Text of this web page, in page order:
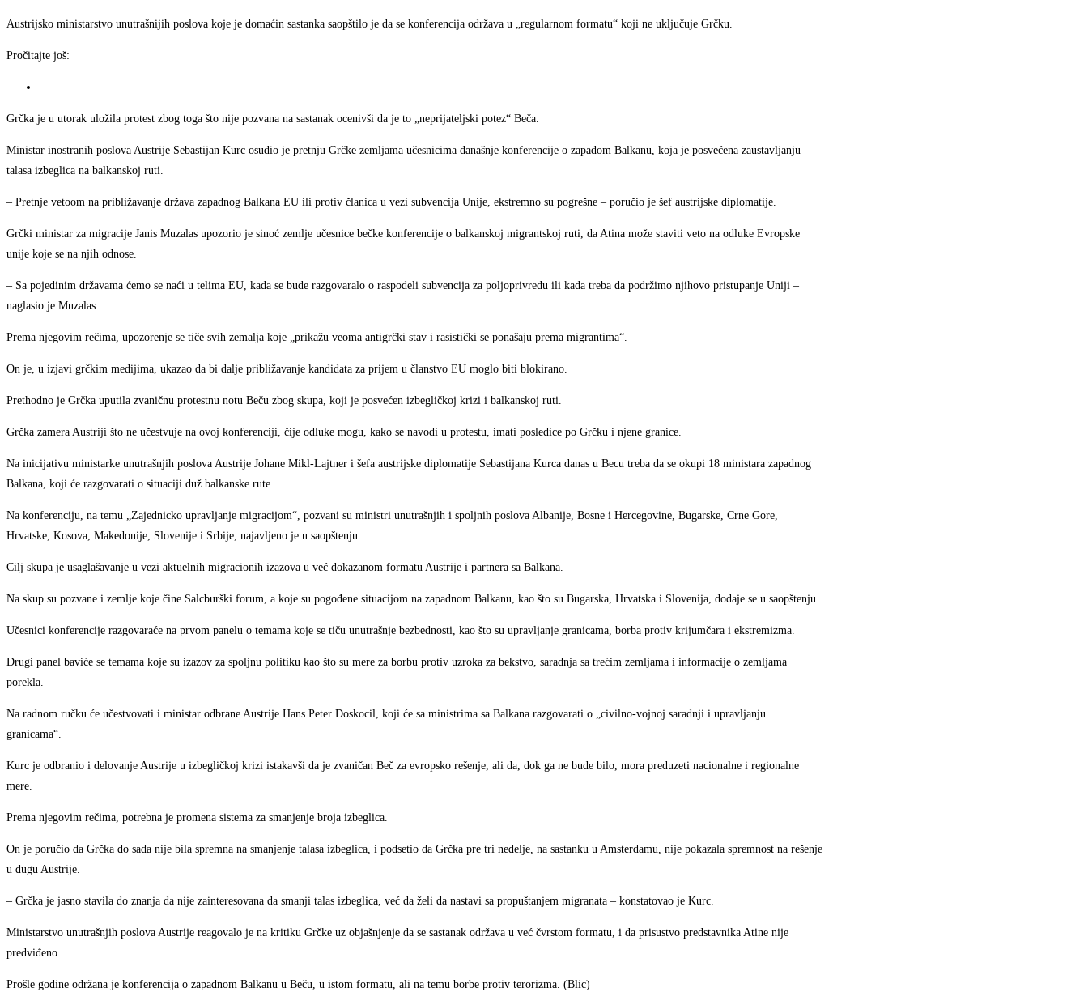
Austrijsko ministarstvo unutrašnijih poslova koje je domaćin sastanka saopštilo je da se konferencija održava u „regularnom formatu“ koji ne uključuje Grčku.
Pročitajte još:
Grčka je u utorak uložila protest zbog toga što nije pozvana na sastanak ocenivši da je to „neprijateljski potez“ Beča.
Ministar inostranih poslova Austrije Sebastijan Kurc osudio je pretnju Grčke zemljama učesnicima današnje konferencije o zapadom Balkanu, koja je posvećena zaustavljanju
talasa izbeglica na balkanskoj ruti.
– Pretnje vetoom na približavanje država zapadnog Balkana EU ili protiv članica u vezi subvencija Unije, ekstremno su pogrešne – poručio je šef austrijske diplomatije.
Grčki ministar za migracije Janis Muzalas upozorio je sinoć zemlje učesnice bečke konferencije o balkanskoj migrantskoj ruti, da Atina može staviti veto na odluke Evropske
unije koje se na njih odnose.
– Sa pojedinim državama ćemo se naći u telima EU, kada se bude razgovaralo o raspodeli subvencija za poljoprivredu ili kada treba da podržimo njihovo pristupanje Uniji –
naglasio je Muzalas.
Prema njegovim rečima, upozorenje se tiče svih zemalja koje „prikažu veoma antigrčki stav i rasistički se ponašaju prema migrantima“.
On je, u izjavi grčkim medijima, ukazao da bi dalje približavanje kandidata za prijem u članstvo EU moglo biti blokirano.
Prethodno je Grčka uputila zvaničnu protestnu notu Beču zbog skupa, koji je posvećen izbegličkoj krizi i balkanskoj ruti.
Grčka zamera Austriji što ne učestvuje na ovoj konferenciji, čije odluke mogu, kako se navodi u protestu, imati posledice po Grčku i njene granice.
Na inicijativu ministarke unutrašnjih poslova Austrije Johane Mikl-Lajtner i šefa austrijske diplomatije Sebastijana Kurca danas u Becu treba da se okupi 18 ministara zapadnog
Balkana, koji će razgovarati o situaciji duž balkanske rute.
Na konferenciju, na temu „Zajednicko upravljanje migracijom“, pozvani su ministri unutrašnjih i spoljnih poslova Albanije, Bosne i Hercegovine, Bugarske, Crne Gore,
Hrvatske, Kosova, Makedonije, Slovenije i Srbije, najavljeno je u saopštenju.
Cilj skupa je usaglašavanje u vezi aktuelnih migracionih izazova u već dokazanom formatu Austrije i partnera sa Balkana.
Na skup su pozvane i zemlje koje čine Salcburški forum, a koje su pogođene situacijom na zapadnom Balkanu, kao što su Bugarska, Hrvatska i Slovenija, dodaje se u saopštenju.
Učesnici konferencije razgovaraće na prvom panelu o temama koje se tiču unutrašnje bezbednosti, kao što su upravljanje granicama, borba protiv krijumčara i ekstremizma.
Drugi panel baviće se temama koje su izazov za spoljnu politiku kao što su mere za borbu protiv uzroka za bekstvo, saradnja sa trećim zemljama i informacije o zemljama
porekla.
Na radnom ručku će učestvovati i ministar odbrane Austrije Hans Peter Doskocil, koji će sa ministrima sa Balkana razgovarati o „civilno-vojnoj saradnji i upravljanju
granicama“.
Kurc je odbranio i delovanje Austrije u izbegličkoj krizi istakavši da je zvaničan Beč za evropsko rešenje, ali da, dok ga ne bude bilo, mora preduzeti nacionalne i regionalne
mere.
Prema njegovim rečima, potrebna je promena sistema za smanjenje broja izbeglica.
On je poručio da Grčka do sada nije bila spremna na smanjenje talasa izbeglica, i podsetio da Grčka pre tri nedelje, na sastanku u Amsterdamu, nije pokazala spremnost na rešenje
u dugu Austrije.
– Grčka je jasno stavila do znanja da nije zainteresovana da smanji talas izbeglica, već da želi da nastavi sa propuštanjem migranata – konstatovao je Kurc.
Ministarstvo unutrašnjih poslova Austrije reagovalo je na kritiku Grčke uz objašnjenje da se sastanak održava u već čvrstom formatu, i da prisustvo predstavnika Atine nije
predviđeno.
Prošle godine održana je konferencija o zapadnom Balkanu u Beču, u istom formatu, ali na temu borbe protiv terorizma. (Blic)